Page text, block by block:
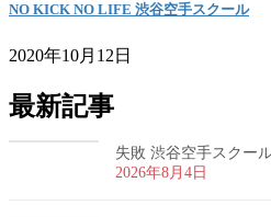
NO KICK NO LIFE 渋谷空手スクール
2020年10月12日
最新記事
失敗 渋谷空手スクー
2026年8月4日